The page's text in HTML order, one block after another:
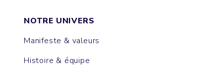
NOTRE UNIVERS
Manifeste & valeurs
Histoire & équipe